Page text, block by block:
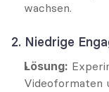
wachsen.
2. Niedrige
Lösung:
Videoformaten